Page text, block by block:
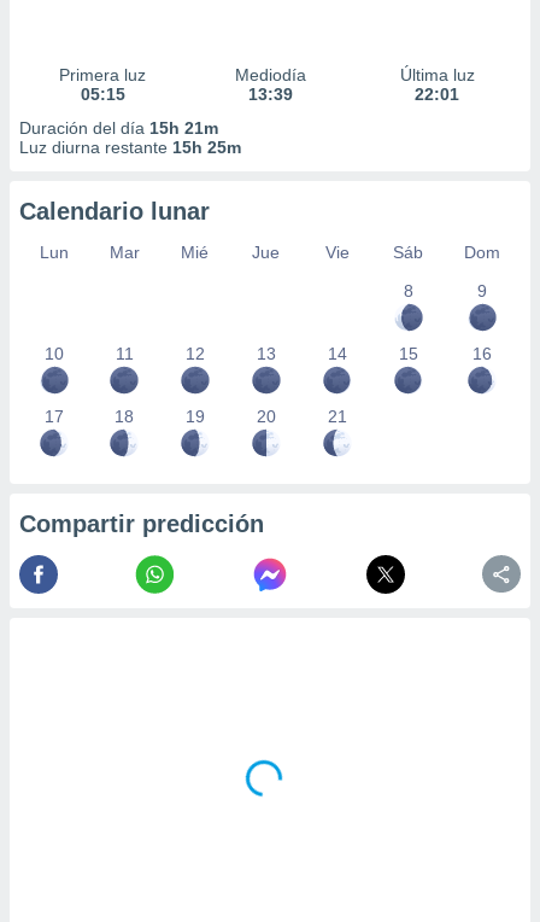
Primera luz
05:15
Mediodía
13:39
Última luz
22:01
Duración del día 15h 21m
Luz diurna restante 15h 25m
Calendario lunar
Lun Mar Mié Jue Vie Sáb
Dom
8
9
10 11 12 13 14 15 16
17 18 19 20 21
Compartir predicción